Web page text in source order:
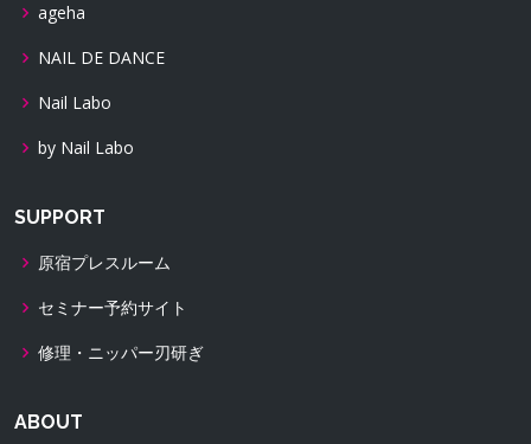
ageha
NAIL DE DANCE
Nail Labo
by Nail Labo
SUPPORT
原宿プレスルーム
セミナー予約サイト
修理・ニッパー刃研ぎ
ABOUT